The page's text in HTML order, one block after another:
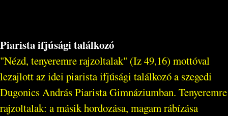
Piarista ifjúsági találkozó
"Nézd, tenyeremre rajzoltalak" (Iz 49,16) mottóval
lezajlott az idei piarista ifjúsági találkozó a szegedi
Dugonics András Piarista Gimnáziumban. Tenyeremre
rajzoltalak: a másik hordozása, magam rábízása